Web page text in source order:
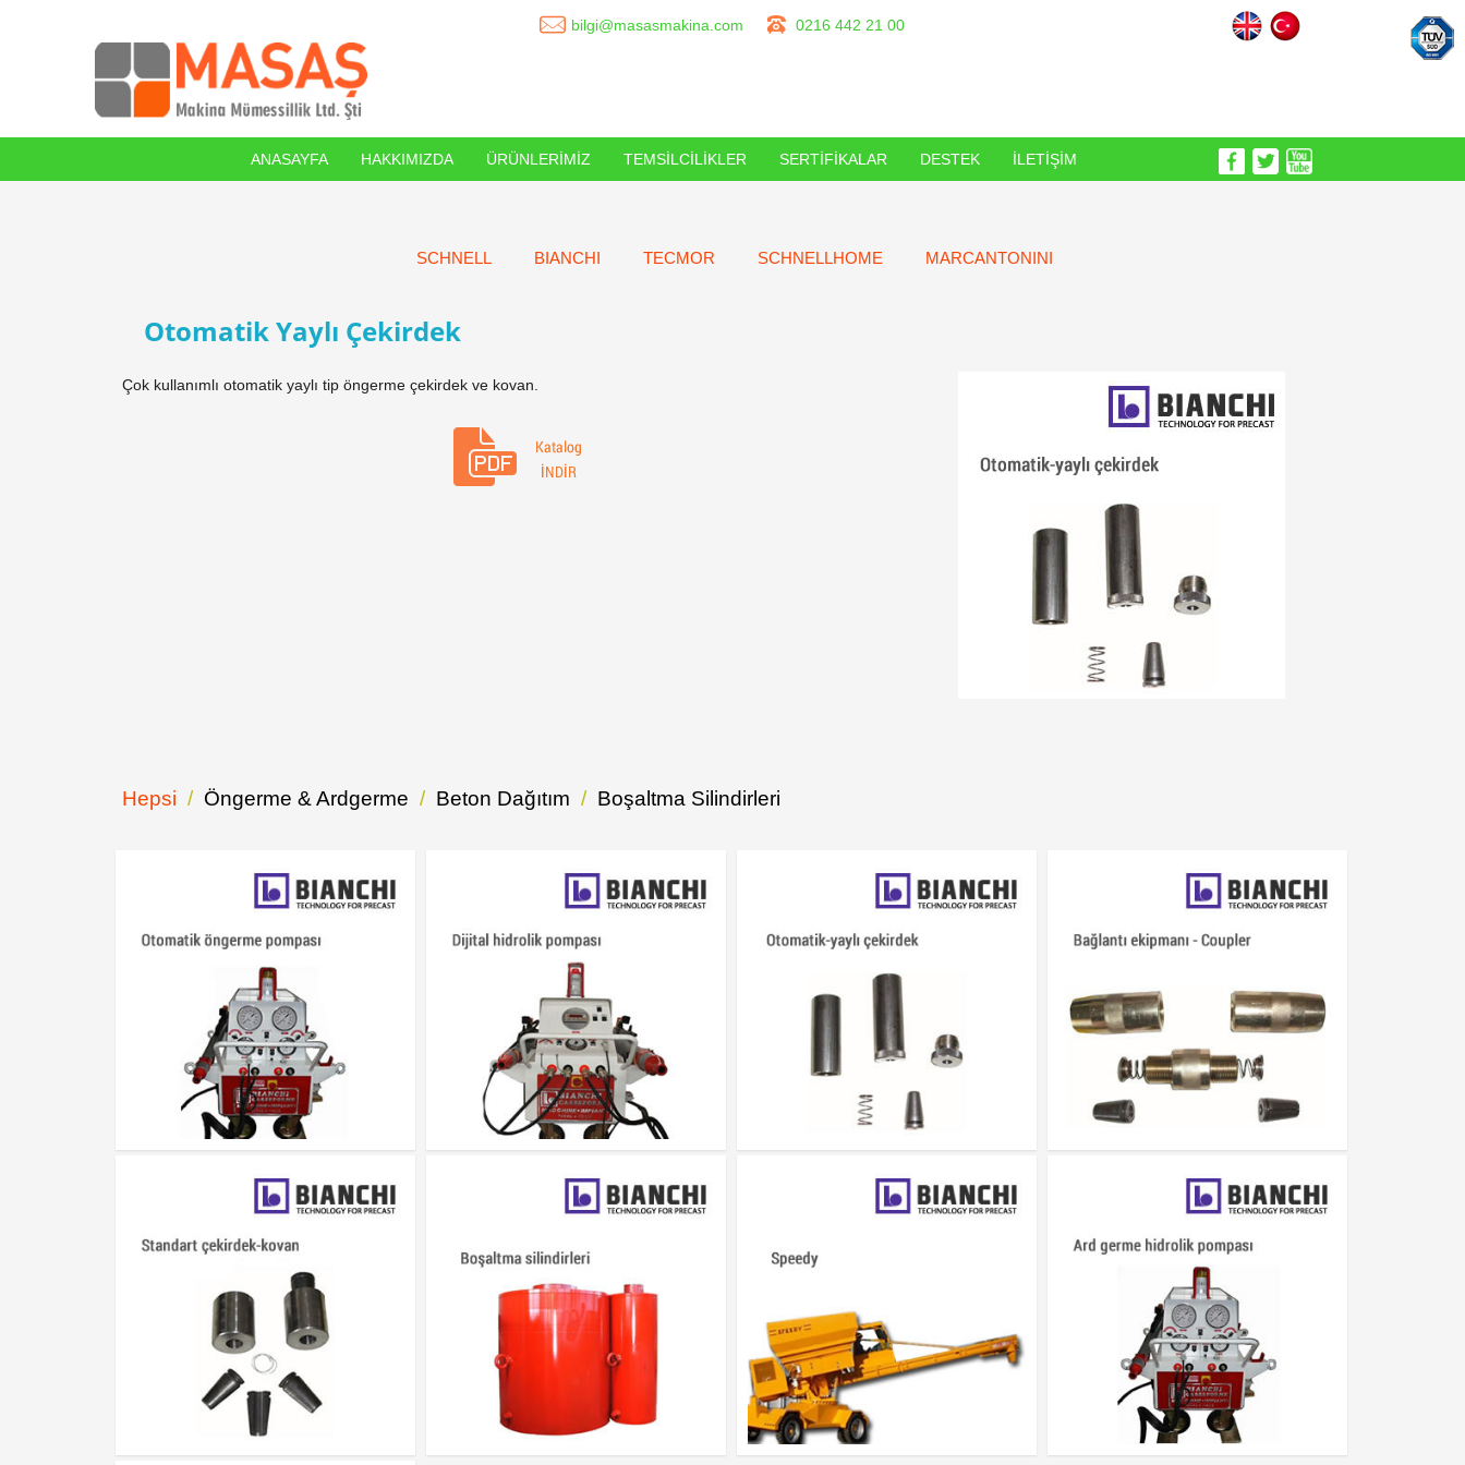
bilgi@masasmakina.com 0216 442 21 00
ANASAYFA HAKKIMIZDA ÜRÜNLERİMİZ TEMSİLCİLİKLER SERTİFİKALAR DESTEK İLETİŞİM
SCHNELL BIANCHI TECMOR SCHNELLHOME MARCANTONINI
Otomatik Yaylı Çekirdek
Çok kullanımlı otomatik yaylı tip öngerme çekirdek ve kovan.
Hepsi Öngerme & Ardgerme Beton Dağıtım Boşaltma Silindirleri